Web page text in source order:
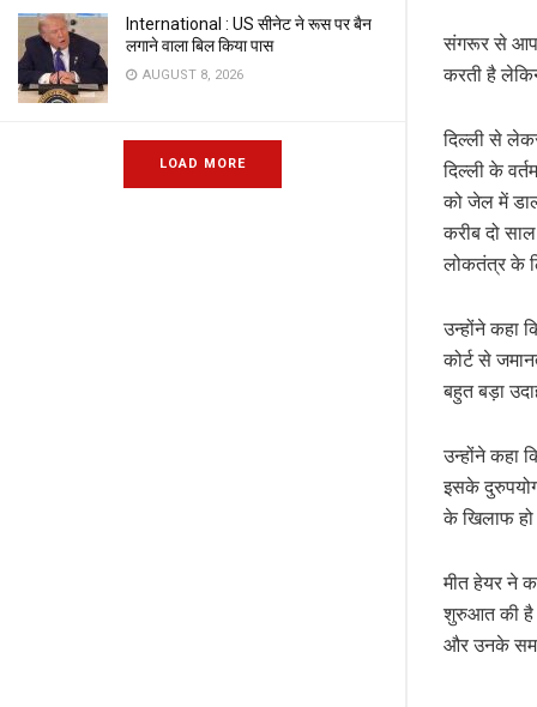
International : US सीनेट ने रूस पर बैन
लगाने वाला बिल किया पास
AUGUST 8, 2026
LOAD MORE
संगरूर से आप
करती है
दिल्ली से
दिल्ली के
को जेल में
करीब दो
लोकतंत्र के
उन्होंने कहा
कोर्ट से
बहुत बड़ा
उन्होंने कहा
इसके
के खिलाफ हो
मीत हेयर ने
शुरुआत की है।
और उनके